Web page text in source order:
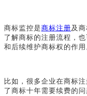
商标监控是商标注册及
了解商标的注册流程，
和后续维护商标权的作用
比如，很多企业在商标
了商标十年需要续费的